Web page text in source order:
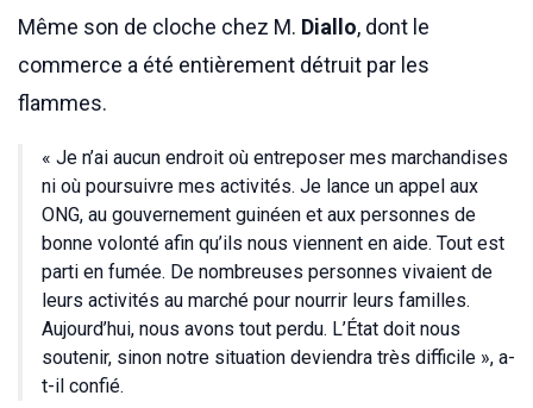
Même son de cloche chez M. Diallo, dont le
commerce a été entièrement détruit par les
flammes.
« Je n’ai aucun endroit où entreposer mes marchandises
ni où poursuivre mes activités. Je lance un appel aux
ONG, au gouvernement guinéen et aux personnes de
bonne volonté afin qu’ils nous viennent en aide. Tout est
parti en fumée. De nombreuses personnes vivaient de
leurs activités au marché pour nourrir leurs familles.
Aujourd’hui, nous avons tout perdu. L’État doit nous
soutenir, sinon notre situation deviendra très difficile », a-
t-il confié.